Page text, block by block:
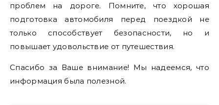
проблем на дороге. Помните, что хорошая
подготовка автомобиля перед поездкой не
только способствует безопасности, но и
повышает удовольствие от путешествия.
Спасибо за Ваше внимание! Мы надеемся, что
информация была полезной.